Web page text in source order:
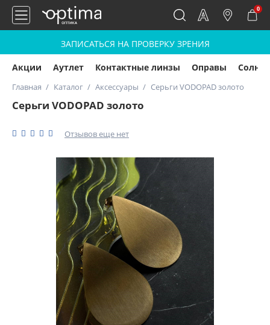
0
ЗАПИСАТЬСЯ НА ПРОВЕРКУ ЗРЕНИЯ
Акции Аутлет Контактные линзы Оправы
Главная Каталог Аксессуары Серьги VODOPAD золото
Серьги VODOPAD золото
Отзывов еще нет